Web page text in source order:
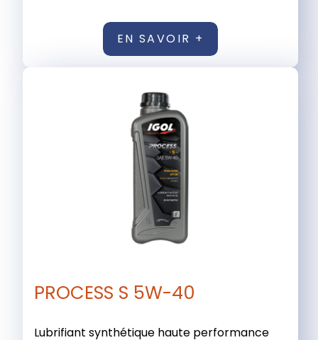
EN SAVOIR +
PROCESS S 5W-40
Lubrifiant synthétique haute performance